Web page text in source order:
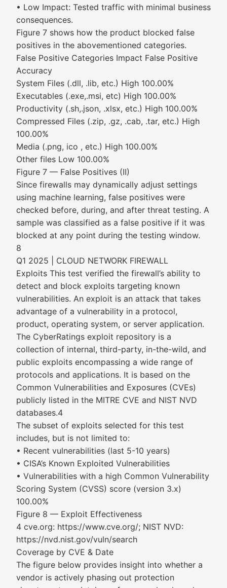
• Low Impact: Tested traffic with minimal business
consequences.
Figure 7 shows how the product blocked false
positives in the abovementioned categories.
False Positive Categories Impact False Positive
Accuracy
System Files (.dll, .lib, etc.) High 100.00%
Executables (.exe,.msi, etc) High 100.00%
Productivity (.sh,.json, .xlsx, etc.) High 100.00%
Compressed Files (.zip, .gz, .cab, .tar, etc.) High
100.00%
Media (.png, ico , etc.) High 100.00%
Other files Low 100.00%
Figure 7 — False Positives (II)
Since firewalls may dynamically adjust settings
using machine learning, false positives were
checked before, during, and after threat testing. A
sample was classified as a false positive if it was
blocked at any point during the testing window.
8
Q1 2025 | CLOUD NETWORK FIREWALL
Exploits This test verified the firewall’s ability to
detect and block exploits targeting known
vulnerabilities. An exploit is an attack that takes
advantage of a vulnerability in a protocol,
product, operating system, or server application.
The CyberRatings exploit repository is a
collection of internal, third-party, in-the-wild, and
public exploits encompassing a wide range of
protocols and applications. It is based on the
Common Vulnerabilities and Exposures (CVEs)
publicly listed in the MITRE CVE and NIST NVD
databases.4
The subset of exploits selected for this test
includes, but is not limited to:
• Recent vulnerabilities (last 5-10 years)
• CISA’s Known Exploited Vulnerabilities
• Vulnerabilities with a high Common Vulnerability
Scoring System (CVSS) score (version 3.x)
100.00%
Figure 8 — Exploit Effectiveness
4 cve.org: https://www.cve.org/; NIST NVD:
https://nvd.nist.gov/vuln/search
Coverage by CVE & Date
The figure below provides insight into whether a
vendor is actively phasing out protection